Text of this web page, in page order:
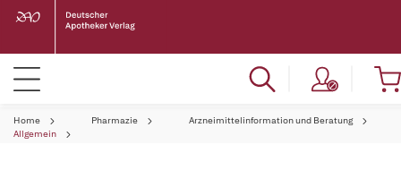
Home Pharmazie
Arzneimittelinformation und Beratung
Allgemein